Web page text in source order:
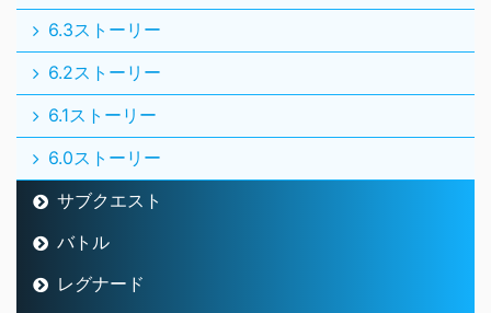
6.3ストーリー
6.2ストーリー
6.1ストーリー
6.0ストーリー
サブクエスト
バトル
レグナード